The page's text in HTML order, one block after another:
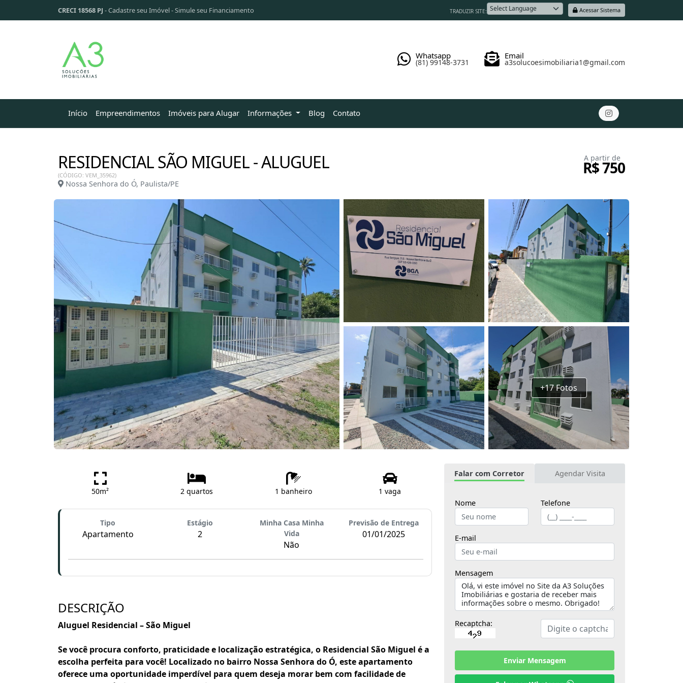
CRECI 18568 PJ -Cadastre seu Imóvel-Simule seu Financiamento Acessar Sistema
TRADUZIR SITE:
Email
a3solucoesimobiliaria1@gmail.com
Whatsapp
(81) 99148-3731
Início Empreendimentos Imóveis para Alugar Informações Blog Contato
RESIDENCIAL SÃO MIGUEL - ALUGUEL
(CÓDIGO: VEM_35962)
Nossa Senhora do Ó, Paulista/PE
A partir de
R$ 750
+17 Fotos
50m² 2 quartos 1 banheiro 1 vaga
Tipo
Apartamento
Estágio
2
Minha Casa Minha
Vida
Não
Previsão de Entrega
01/01/2025
DESCRIÇÃO
Aluguel Residencial – São Miguel
Se você procura conforto, praticidade e localização estratégica, o Residencial São Miguel é a
escolha perfeita para você! Localizado no bairro Nossa Senhora do Ó, este apartamento
oferece uma oportunidade imperdível para quem deseja morar bem com facilidade de
Falar com Corretor Agendar Visita
Nome Telefone
E-mail
Mensagem
Recaptcha:
Enviar Mensagem